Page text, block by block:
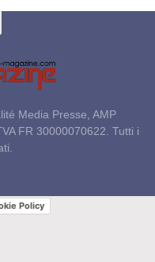
Media Presse, AMP
FR 30000070622. Tutti i
Policy